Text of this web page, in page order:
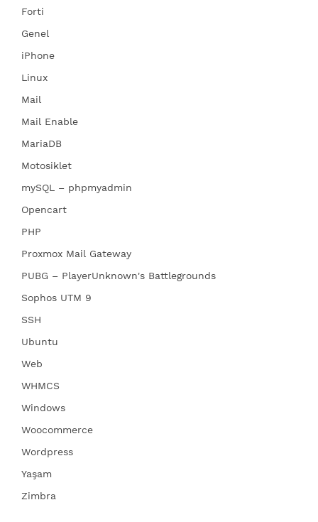
Forti
Genel
iPhone
Linux
Mail
Mail Enable
MariaDB
Motosiklet
mySQL – phpmyadmin
Opencart
PHP
Proxmox Mail Gateway
PUBG – PlayerUnknown's Battlegrounds
Sophos UTM 9
SSH
Ubuntu
Web
WHMCS
Windows
Woocommerce
Wordpress
Yaşam
Zimbra